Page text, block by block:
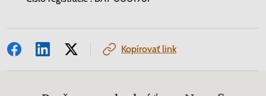
Kopírovať link